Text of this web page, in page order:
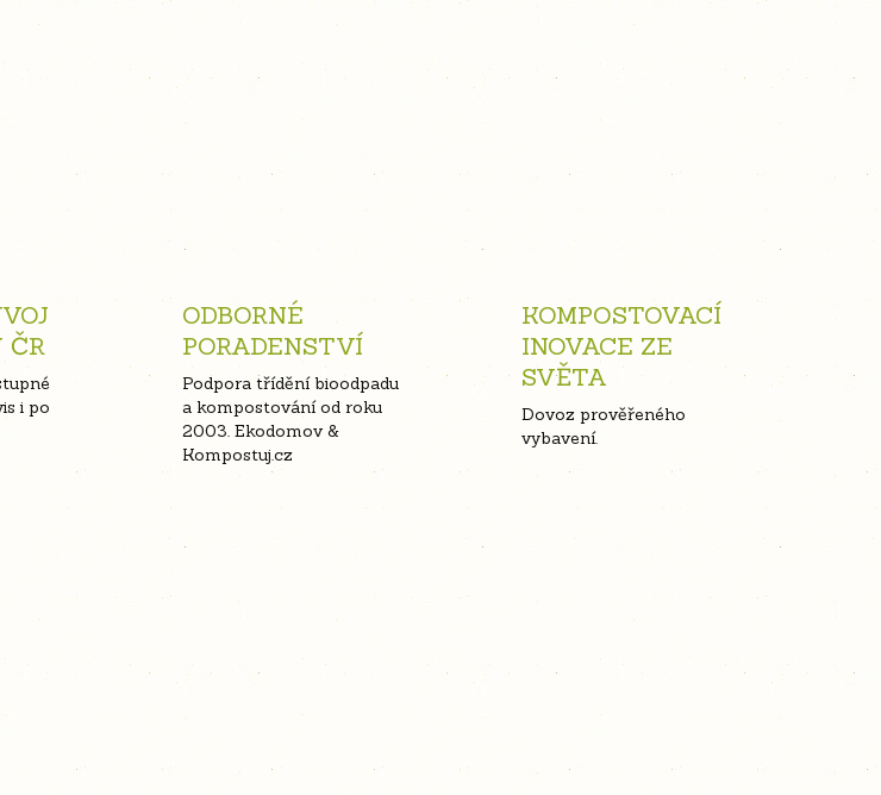
ČR
i po
ODBORNÉ
PORADENSTVÍ
Podpora třídění bioodpadu
a kompostování od roku
2003. Ekodomov &
Kompostuj.cz
KOMPOSTOVACÍ
INOVACE ZE
SVĚTA
Dovoz prověřeného
vybavení.